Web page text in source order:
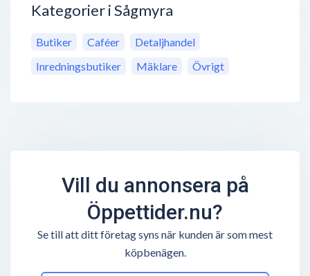
Kategorier i Sågmyra
Butiker Caféer
Detaljhandel
Inredningsbutiker
Mäklare Övrigt
Vill du annonsera på
Öppettider.nu?
Se till att ditt företag syns när kunden är som mest
köpbenägen.